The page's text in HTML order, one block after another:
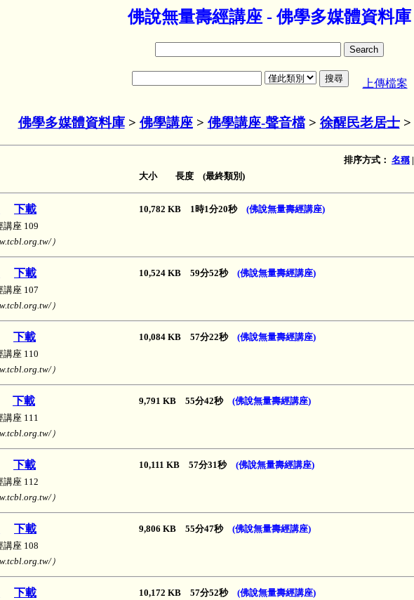
佛說無量壽經講座 - 佛學多媒體資料庫
上傳檔案
佛學多媒體資料庫> 佛學講座> 佛學講座-聲音檔> 徐醒民老居士>
排序方式： 名稱|
大小 長度 (最終類別)
下載 10,782 KB 1時1分20秒 (佛說無量壽經講座)
講座 109
）
下載 10,524 KB 59分52秒 (佛說無量壽經講座)
講座 107
）
下載 10,084 KB 57分22秒 (佛說無量壽經講座)
講座 110
）
下載 9,791 KB 55分42秒 (佛說無量壽經講座)
講座 111
）
下載 10,111 KB 57分31秒 (佛說無量壽經講座)
講座 112
）
下載 9,806 KB 55分47秒 (佛說無量壽經講座)
講座 108
）
下載 10,172 KB 57分52秒 (佛說無量壽經講座)